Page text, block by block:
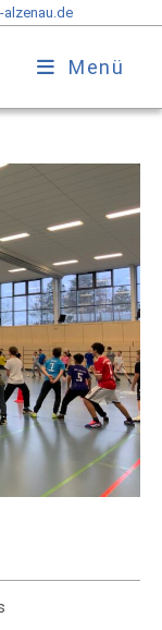
alzenau.de
Menü